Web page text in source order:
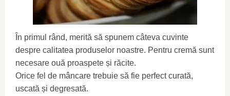
În primul rând, merită să spunem câteva cuvinte
despre calitatea produselor noastre. Pentru cremă sunt
necesare ouă proaspete și răcite.
Orice fel de mâncare trebuie să fie perfect curată,
uscată și degresată.